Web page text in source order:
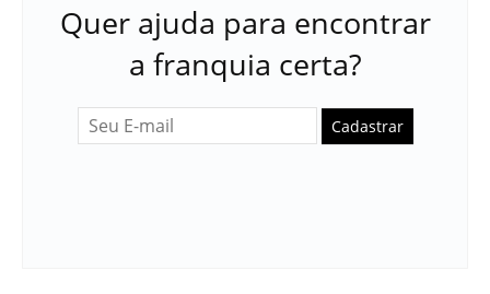
Quer ajuda para encontrar
a franquia certa?
Cadastrar